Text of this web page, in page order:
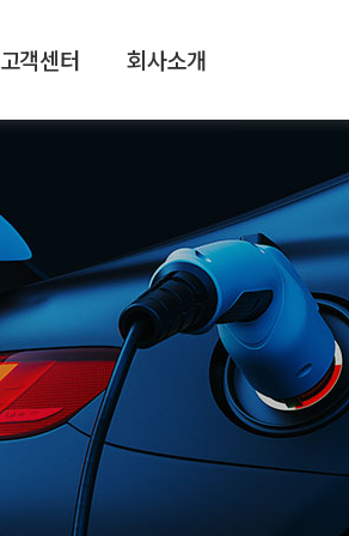
고객센터 회사소개